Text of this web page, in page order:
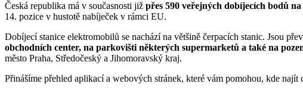
Česká republika má v současnosti již přes 590 veřejných dobíjecích bodů na
14. pozice v hustotě nabíječek v rámci EU.
Dobíjecí stanice elektromobilů se nachází na většině čerpacích stanic. Jsou
obchodních center, na parkovišti některých supermarketů a také na
město Praha, Středočeský a Jihomoravský kraj.
Přinášíme přehled aplikací a webových stránek, které vám pomohou, kde najít